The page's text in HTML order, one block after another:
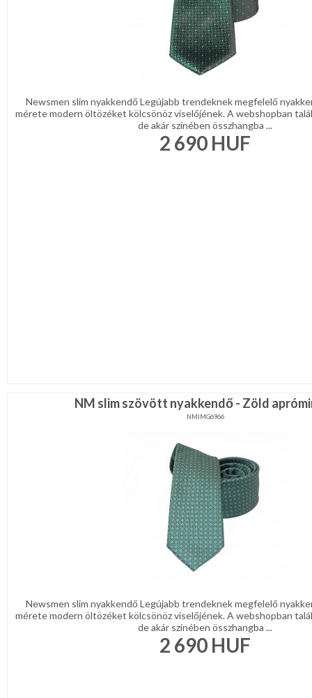
Newsmen slim nyakkendő Legújabb trendeknek megfelelő
mérete modern öltözéket kölcsönöz viselőjének. A webshopban
de akár színében összhangba ...
2 690 HUF
NM slim szövött nyakkendő - Zöld
NMIMG6966
Newsmen slim nyakkendő Legújabb trendeknek megfelelő
mérete modern öltözéket kölcsönöz viselőjének. A webshopban
de akár színében összhangba ...
2 690 HUF